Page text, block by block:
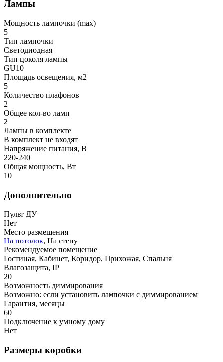
Лампы
Мощность лампочки (max)
5
Тип лампочки
Светодиодная
Тип цоколя лампы
GU10
Площадь освещения, м2
5
Количество плафонов
2
Общее кол-во ламп
2
Лампы в комплекте
В комплект не входят
Напряжение питания, В
220-240
Общая мощность, Вт
10
Дополнительно
Пульт ДУ
Нет
Место размещения
На потолок, На стену
Рекомендуемое помещение
Гостиная, Кабинет, Коридор, Прихожая, Спальня
Влагозащита, IP
20
Возможность диммирования
Возможно: если установить лампочки с диммированием
Гарантия, месяцы
60
Подключение к умному дому
Нет
Размеры коробки